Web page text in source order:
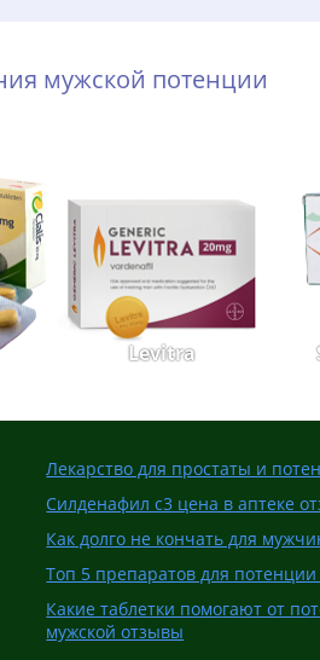
мужской потенции
Levitra
Лекарство для простаты и
Силденафил с3 цена в аптеке
Как долго не кончать для
Топ 5 препаратов для
Какие таблетки помогают от
мужской отзывы